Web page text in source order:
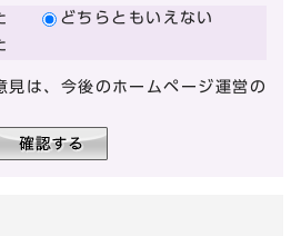
どちらともいえない
見は、今後のホームページ運営の